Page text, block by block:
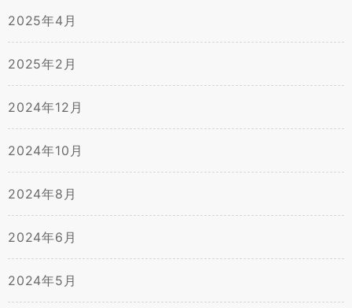
2025年4月
2025年2月
2024年12月
2024年10月
2024年8月
2024年6月
2024年5月